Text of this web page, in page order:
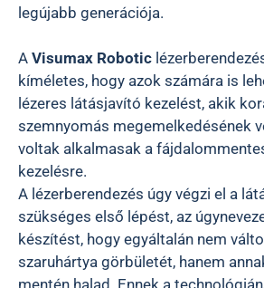
legújabb generációja.
A Visumax Robotic
kíméletes, hogy azok számára is
lézeres látásjavító kezelést, akik
szemnyomás megemelkedésének
voltak alkalmasak a
kezelésre.
A lézerberendezés úgy végzi el a
szükséges első lépést, az
készítést, hogy egyáltalán nem
szaruhártya görbületét, hanem
mentén halad. Ennek a